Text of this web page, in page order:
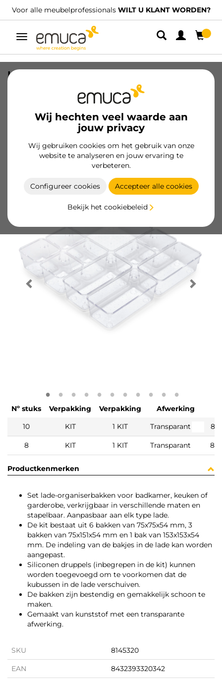
Voor alle meubelprofessionals WILT U KLANT WORDEN?
Umschaltbare
Navigation
Wij hechten veel waarde aan
jouw privacy
Wij gebruiken cookies om het gebruik van onze
website te analyseren en jouw ervaring te
verbeteren.
Configureer cookies Accepteer alle cookies
Bekijk het cookiebeleid
Kit van 10 kamer lade Cube organiser
bakken, Kunststof, Transparant
Productspecificatie
Nº stuks Verpakking Verpakking Afwerking
10
KIT 1 KIT Transparant
8 KIT 1 KIT Transparant
Productkenmerken
Set lade-organiserbakken voor badkamer, keuken of
garderobe, verkrijgbaar in verschillende maten en
stapelbaar. Aanpasbaar aan elk type lade.
De kit bestaat uit 6 bakken van 75x75x54 mm, 3
bakken van 75x151x54 mm en 1 bak van 153x153x54
mm. De indeling van de bakjes in de lade kan worden
aangepast.
Siliconen druppels (inbegrepen in de kit) kunnen
worden toegevoegd om te voorkomen dat de
kubussen in de lade verschuiven.
De bakken zijn bestendig en gemakkelijk schoon te
maken.
Gemaakt van kunststof met een transparante
afwerking.
SKU 8145320
EAN 8432393320342